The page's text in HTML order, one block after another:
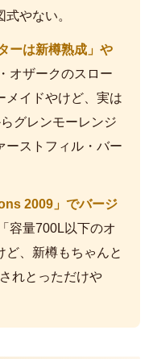
やない。
ーは新樽熟成」や
オザークのスロー
メイドやけど、実は
グレンモーレンジ
ーストフィル・バー
2009」でバージ
「容量700L以下のオ
ど、新樽もちゃんと
れとっただけや